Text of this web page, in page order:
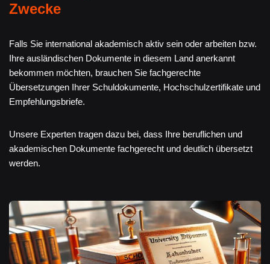
Zwecke
Falls Sie international akademisch aktiv sein oder arbeiten bzw.
Ihre ausländischen Dokumente in diesem Land anerkannt
bekommen möchten, brauchen Sie fachgerechte
Übersetzungen Ihrer Schuldokumente, Hochschulzertifikate und
Empfehlungsbriefe.
Unsere Experten tragen dazu bei, dass Ihre beruflichen und
akademischen Dokumente fachgerecht und deutlich übersetzt
werden.